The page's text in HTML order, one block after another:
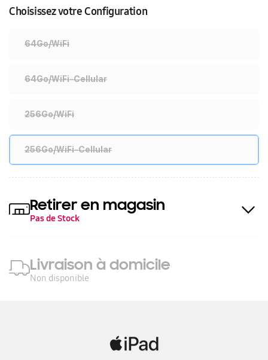
Choisissez votre Configuration
64Go/WiFi
64Go/WiFi-Cellular
256Go/WiFi
256Go/WiFi-Cellular
Retirer en magasin
Pas de Stock
Livraison à domicile
Non disponible